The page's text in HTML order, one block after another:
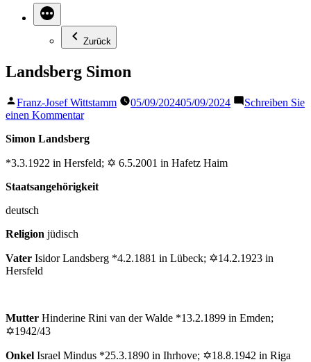
Zurück
Landsberg Simon
Veröffentlicht
von
Franz-Josef Wittstamm 05/09/202405/09/2024
Schreiben Sie
einen Kommentarzu
Simon
Simon Landsberg
*3.3.1922 in Hersfeld; ✡ 6.5.2001 in Hafetz Haim
Staatsangehörigkeit
deutsch
Religion jüdisch
Vater Isidor Landsberg *4.2.1881 in Lübeck; ✡14.2.1923 in
Hersfeld
Mutter Hinderine Rini van der Walde *13.2.1899 in Emden;
✡1942/43
Onkel Israel Mindus *25.3.1890 in Ihrhove; ✡18.8.1942 in Riga